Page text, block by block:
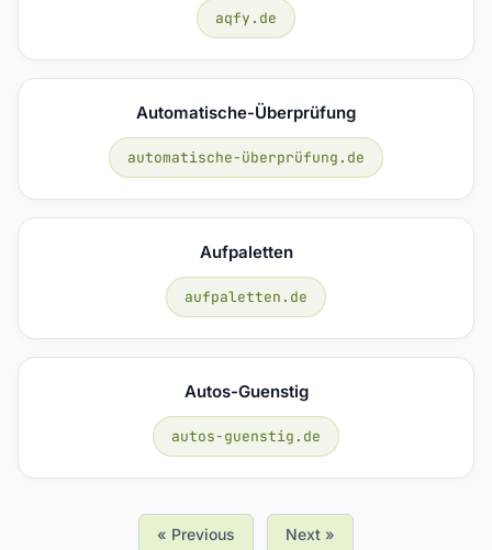
aqfy.de
Automatische-Überprüfung
automatische-überprüfung.de
Aufpaletten
aufpaletten.de
Autos-Guenstig
autos-guenstig.de
« Previous Next »